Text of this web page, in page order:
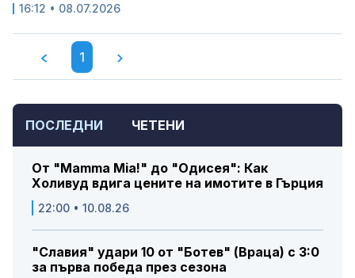
16:12 • 08.07.2026
1
ПОСЛЕДНИ ЧЕТЕНИ
От "Mamma Mia!" до "Одисея": Как
Холивуд вдига цените на имотите в Гърция
22:00 • 10.08.26
"Славия" удари 10 от "Ботев" (Враца) с 3:0
за първа победа през сезона